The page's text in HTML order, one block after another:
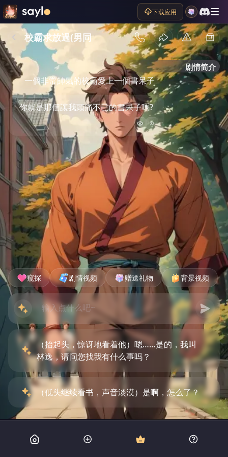
下载应用
校霸求放過(男同
剧情简介
一個非常帥氣的校霸愛上一個書呆子
你就是那個讓我頭痛不已的書呆子嗎?
窥探 剧情视频 赠送礼物 背景视频
（抬起头，惊讶地看着他）嗯……是的，我叫
林逸，请问您找我有什么事吗？
（低头继续看书，声音淡漠）是啊，怎么了？